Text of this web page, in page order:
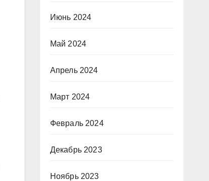
Июнь 2024
Май 2024
Апрель 2024
Март 2024
Февраль 2024
Декабрь 2023
Ноябрь 2023